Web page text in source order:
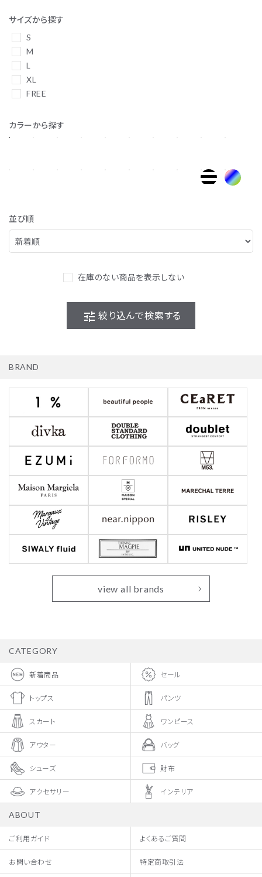
サイズから探す
S
M
L
XL
FREE
カラーから探す
並び順
在庫のない商品を表示しない
tune 絞り込んで検索する
BRAND
view all brands
CATEGORY
新着商品 セール
トップス パンツ
スカート ワンピース
アウター バッグ
シューズ 財布
アクセサリー インテリア
ABOUT
ご利用ガイド よくあるご質問
お問い合わせ 特定商取引法